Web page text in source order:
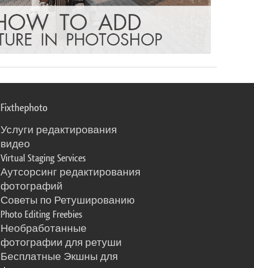
Fixthephoto
Услуги редактирования
видео
Virtual Staging Services
Аутсорсинг редактирования
фотографий
Советы по Ретушированию
Photo Editing Freebies
Необработанные
фотографии для ретуши
Бесплатные Экшны для